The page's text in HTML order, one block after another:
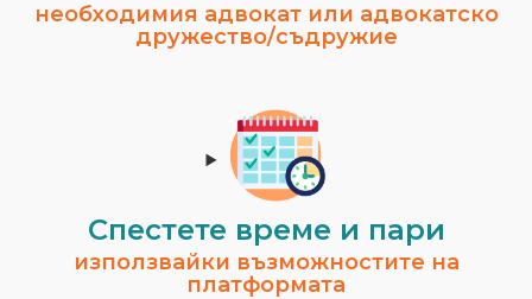
необходимия адвокат или адвокатско
дружество/съдружие
Спестeте време и пари
използвайки възможностите на
платформата